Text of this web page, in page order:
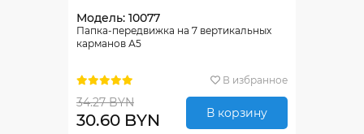
Модель: 10077
Папка-передвижка на 7 вертикальных
карманов А5
В избранное
34.27 BYN
30.60 BYN В корзину